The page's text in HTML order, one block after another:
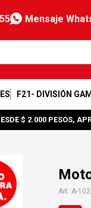
Mensaje
F21- DIVISIÓN
$ 2.000 PESOS,
A-